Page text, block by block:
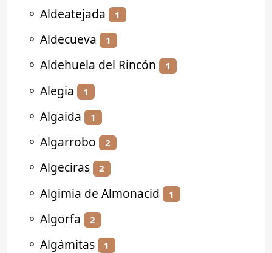
⚬ Aldeatejada 1
⚬ Aldecueva 1
⚬ Aldehuela del Rincón 1
⚬ Alegia 1
⚬ Algaida 1
⚬ Algarrobo 2
⚬ Algeciras 2
⚬ Algimia de Almonacid 1
⚬ Algorfa 2
⚬ Algámitas 1